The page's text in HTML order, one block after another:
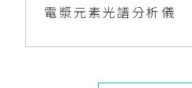
電漿元素光譜分析儀